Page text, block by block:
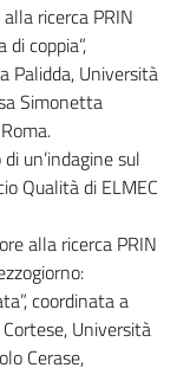
ricerca PRIN
coppia”,
Palidda, Università
Simonetta
un’indagine sul
Qualità di ELMEC
alla ricerca PRIN
coordinata a
Università
Cerase,